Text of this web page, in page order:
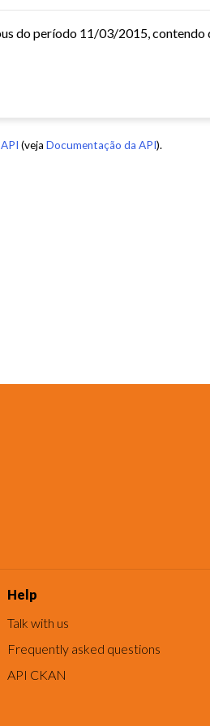
API (veja Documentação da API).
Help
Talk with us
Frequently asked questions
API CKAN